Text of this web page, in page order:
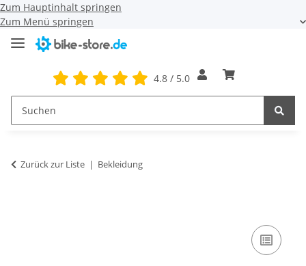
Zum Hauptinhalt springen
Zum Menü springen
4.8 / 5.0
Zurück zur Liste Bekleidung